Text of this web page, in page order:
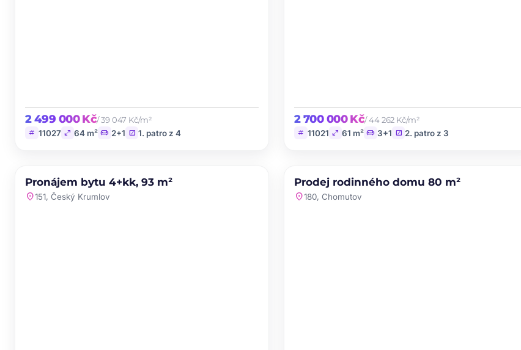
2 499 000 Kč/ 39 047 Kč/m²
tag 11027 open_in_full 64 m² chair 2+1 stairs 1. patro z 4
2 700 000 Kč/ 44 262 Kč/m²
tag 11021 open_in_full 61 m² chair 3+1 stairs 2. patro z 3
PRONÁJEM NOVINKA
Pronájem bytu 4+kk, 93 m²
location_on151, Český Krumlov
PRODEJ NOVINKA
Prodej rodinného domu 80 m²
location_on180, Chomutov